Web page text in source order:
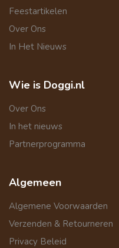
Feestartikelen
Over Ons
In Het Nieuws
Wie is Doggi.nl
Over Ons
In het nieuws
Partnerprogramma
Algemeen
Algemene Voorwaarden
Verzenden & Retourneren
Privacy Beleid